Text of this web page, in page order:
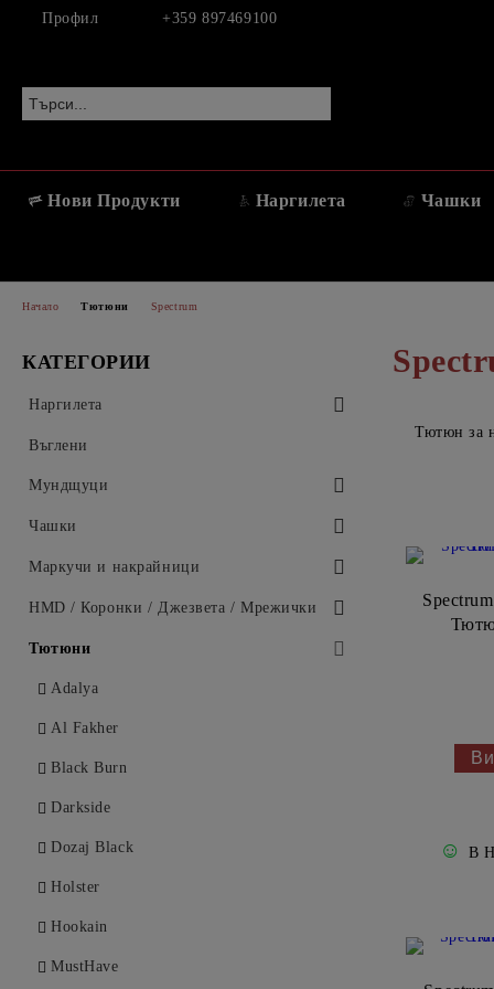
Профил +359 897469100
Нови Продукти Наргилета Чашки
КАТЕГОРИИ
Наргилета
AEON
Aladin
Alpha Hookah
Amotion
Amy Deluxe
ATH / Adalya
Big Maks
Blade
Capsule
Darkside
Doosha
Dschinni
DSH
DUM
Въглени
Мундщуци
Еднократни мундщуци
Персонални мундщуци
Чашки
AEON
Aladin
Alpaca
Alpha Hookah
Amfora
Astro
ATH / Adalya
Bengala
Bee Hookah
Blaze
BlueBird
Маркучи и накрайници
Накрайници
Маркучи
HMD / Коронки / Джезвета / Мрежички
HMD
Коронки
Мрежички
Джезвета
Тютюни
Adalya
Al Fakher
Black Burn
Darkside
Dozaj Black
Holster
Hookain
MustHave
Начало Тютюни Spectrum
Тютюн за
☺ В